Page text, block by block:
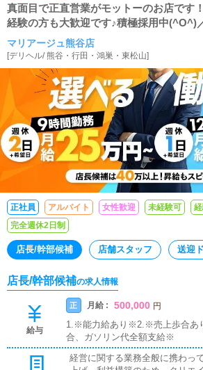
真面目で正直営業がモットーのお店です
経験の方も大歓迎です♪積極採用中(^O^)
マリアージュ熊谷店
[デリヘル/熊谷・行田・鴻巣・東松山]
正社員 アルバイト 女性歓迎 未経験可
完全週休2日制
店長/幹部候補 店舗スタッフ 送迎
店長/幹部候補の求人情報
給与
正 月給 : 500,000 円
1.※能力給あり※2.※売上歩合あ
合、ガソリン代全額支給※
経営に関する業務全般に携わっ